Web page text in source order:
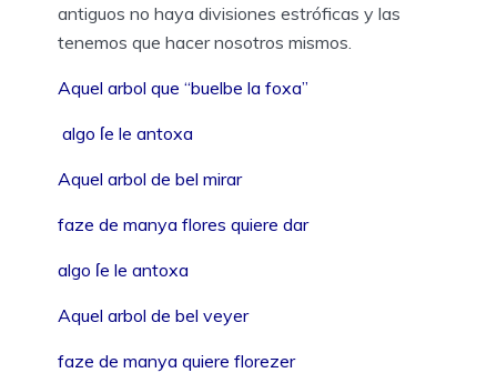
antiguos no haya divisiones estróficas y las
tenemos que hacer nosotros mismos.
Aquel arbol que “buelbe la foxa”
algo ſe le antoxa
Aquel arbol de bel mirar
faze de manya flores quiere dar
algo ſe le antoxa
Aquel arbol de bel veyer
faze de manya quiere florezer